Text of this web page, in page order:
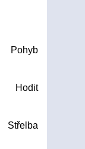
Pohyb
Hodit
Střelba